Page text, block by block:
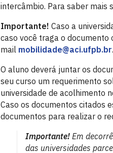
intercâmbio. Para saber mais
Importante! Caso a
caso você traga o documento
mail mobilidade@aci.ufpb.br.
O aluno deverá juntar os
seu curso um requerimento
universidade de acolhimento
Caso os documentos citados
documentos para realizar o
Importante! Em
das universidades